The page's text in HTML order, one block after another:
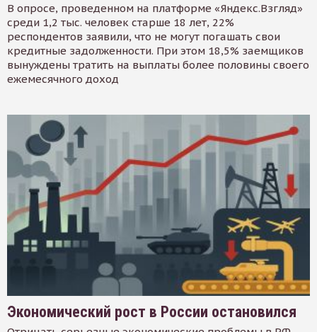
В опросе, проведенном на платформе «Яндекс.Взгляд»
среди 1,2 тыс. человек старше 18 лет, 22%
респондентов заявили, что не могут погашать свои
кредитные задолженности. При этом 18,5% заемщиков
вынуждены тратить на выплаты более половины своего
ежемесячного доход
Экономический рост в России остановился